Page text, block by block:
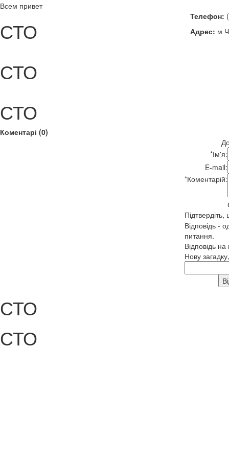
Телефон:
Адрес: м
Всем привет
СТО
СТО
СТО
Коментарі (0)
*Ім'я:
E-mail:
*Коментарій:
Відповідь -
питання.
Відповідь
Нову
СТО
СТО